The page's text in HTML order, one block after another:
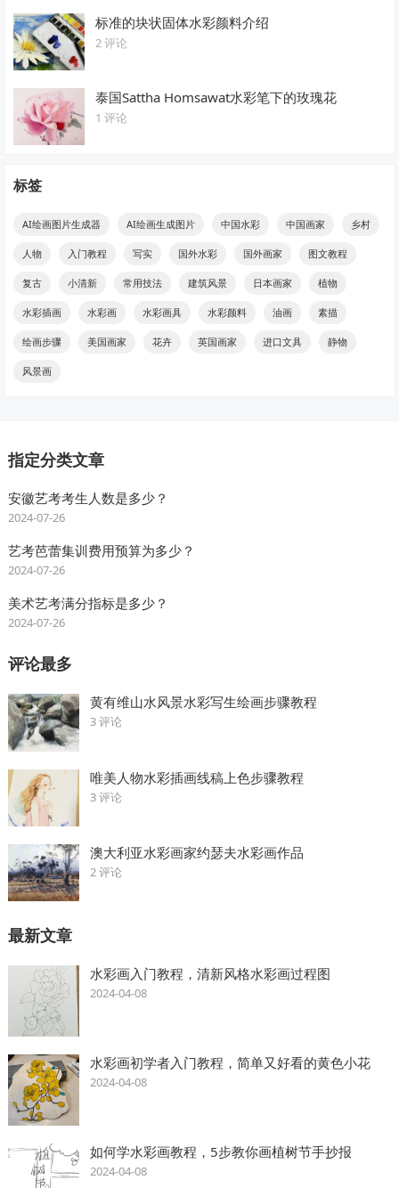
标准的块状固体水彩颜料介绍
2 评论
泰国Sattha Homsawat水彩笔下的玫瑰花
1 评论
标签
AI绘画图片生成器 AI绘画生成图片 中国水彩 中国画家 乡村
人物 入门教程 写实 国外水彩 国外画家 图文教程
复古 小清新 常用技法 建筑风景 日本画家 植物
水彩插画 水彩画 水彩画具 水彩颜料 油画 素描
绘画步骤 美国画家 花卉 英国画家 进口文具 静物
风景画
指定分类文章
安徽艺考考生人数是多少？
2024-07-26
艺考芭蕾集训费用预算为多少？
2024-07-26
美术艺考满分指标是多少？
2024-07-26
评论最多
黄有维山水风景水彩写生绘画步骤教程
3 评论
唯美人物水彩插画线稿上色步骤教程
3 评论
澳大利亚水彩画家约瑟夫水彩画作品
2 评论
最新文章
水彩画入门教程，清新风格水彩画过程图
2024-04-08
水彩画初学者入门教程，简单又好看的黄色小花
2024-04-08
如何学水彩画教程，5步教你画植树节手抄报
2024-04-08